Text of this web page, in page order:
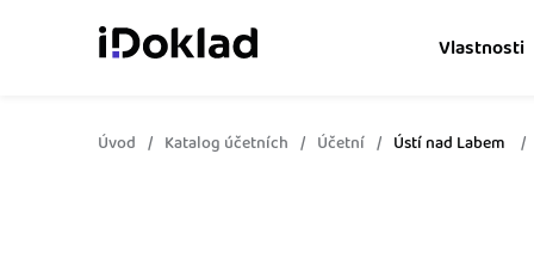
Vlastnosti
Online fakturace
Úvod Katalog účetních Účetní Ústí nad Labem